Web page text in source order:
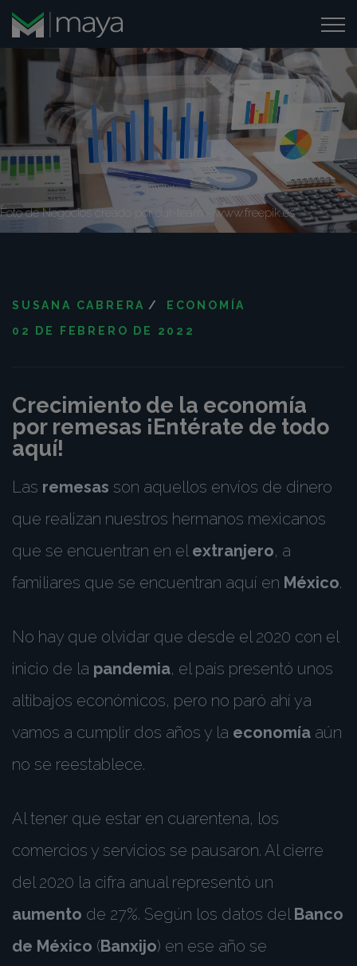
Foto de Negocios creado por our-team - www.freepik.es
SUSANA CABRERA /
ECONOMÍA
02 DE FEBRERO DE 2022
Crecimiento de la economía
por remesas ¡Entérate de todo
aquí!
Las remesas son aquellos envíos de dinero
que realizan nuestros hermanos mexicanos
que se encuentran en el extranjero, a
familiares que se encuentran aquí en México.
No hay que olvidar que desde el 2020 con el
inicio de la pandemia, el país presentó unos
altibajos económicos, pero no paró ahí ya
vamos a cumplir dos años y la economía aún
no se reestablece.
Al tener que estar en cuarentena, los
comercios y servicios se pausaron. Al cierre
del 2020 la cifra anual representó un
aumento de 27%. Según los datos del Banco
de México (Banxijo) en ese año se